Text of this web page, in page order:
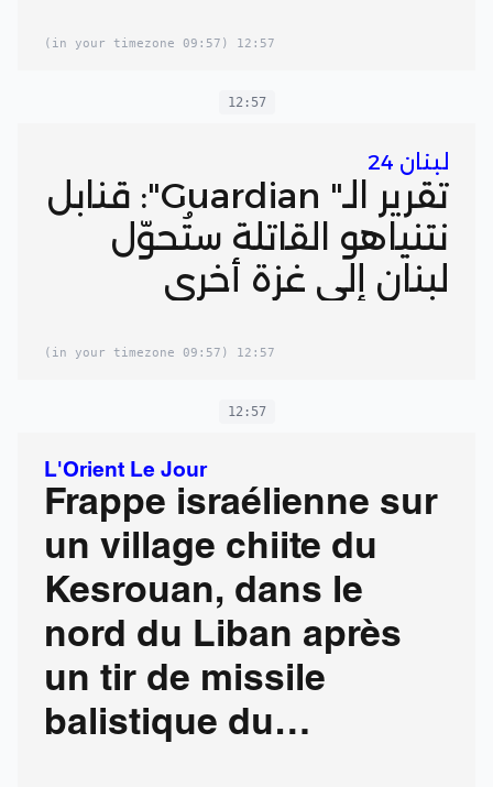
12:57
(09:57 in your timezone)
12:57
لبنان 24
تقرير الـ" Guardian": قنابل
نتنياهو القاتلة ستُحوّل
لبنان إلى غزة أخرى
12:57
(09:57 in your timezone)
12:57
L'Orient Le Jour
Frappe israélienne sur
un village chiite du
Kesrouan, dans le
nord du Liban après
un tir de missile
balistique du